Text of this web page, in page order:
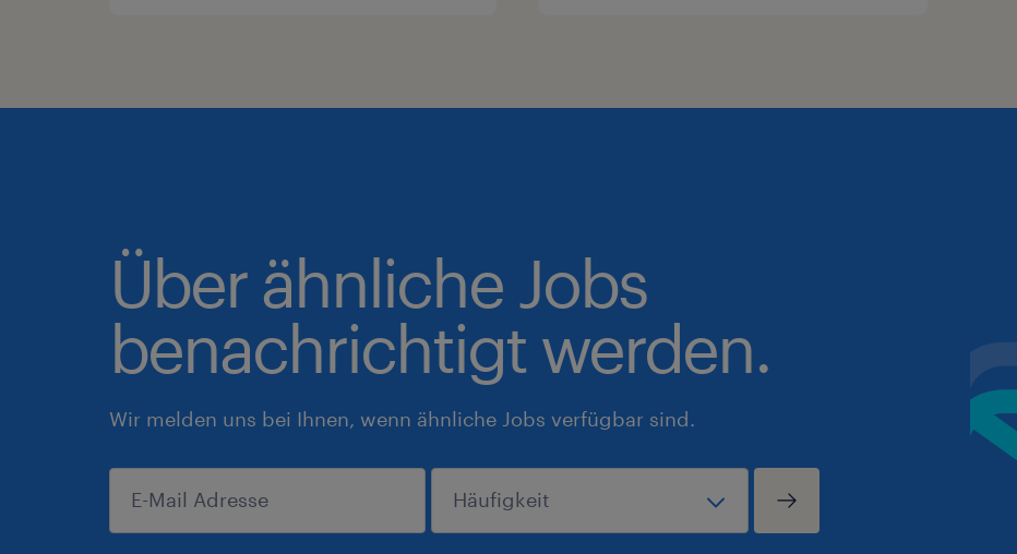
Über ähnliche Jobs
benachrichtigt werden.
Wir melden uns bei Ihnen, wenn ähnliche Jobs verfügbar sind.
anmelden